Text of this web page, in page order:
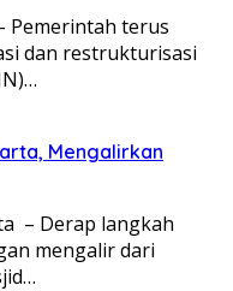
Pemerintah terus
dan restrukturisasi
Mengalirkan
– Derap langkah
mengalir dari